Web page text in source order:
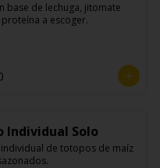
base de lechuga, jitomate
a escoger.
Individual Solo
de totopos de maíz